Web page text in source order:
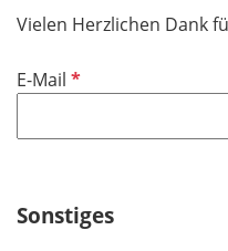
Vielen Herzlichen Dank
E-Mail P
l
h
Sonstiges